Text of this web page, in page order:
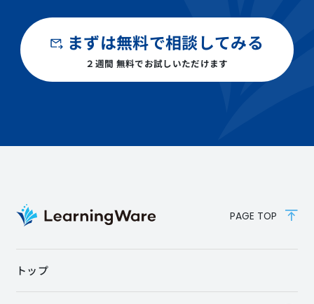
まずは無料で相談してみる
２週間 無料でお試しいただけます
PAGE TOP
トップ